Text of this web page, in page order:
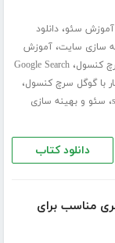
آموزش سئو،دانلود
سازی سایت،آموزش
کنسول،Google Search
با گوگل سرچ کنسول،
، سئو و بهینه سازی
دانلود کتاب
قرنطینه؛ بستری مناسب برای